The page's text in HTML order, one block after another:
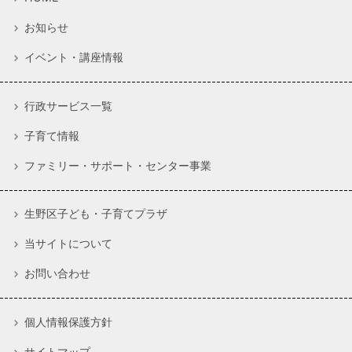
お知らせ
イベント・講座情報
行政サービス一覧
子育て情報
ファミリー・サポート・センター事業
生野区子ども・子育てプラザ
当サイトについて
お問い合わせ
個人情報保護方針